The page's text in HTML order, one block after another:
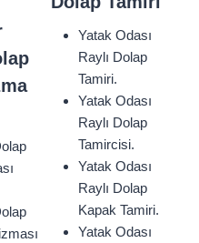
Yatak Odası
Raylı Dolap
Tamiri.
Yatak Odası
Raylı Dolap
Tamircisi.
Yatak Odası
Raylı Dolap
Kapak Tamiri.
Yatak Odası